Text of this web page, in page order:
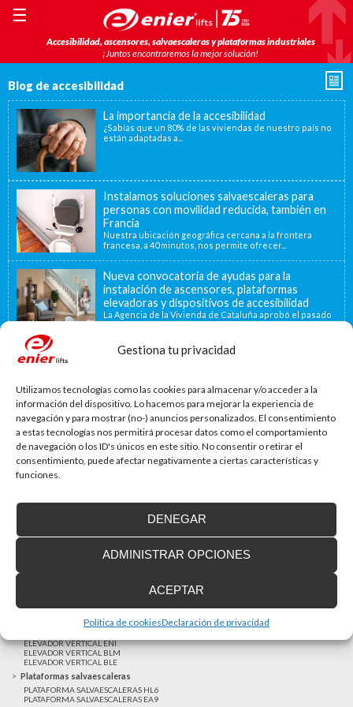
Gestiona tu privacidad
Utilizamos tecnologías como las cookies para almacenar y/o acceder a la
información del dispositivo. Lo hacemos para mejorar la experiencia de
navegación y para mostrar (no-) anuncios personalizados. El consentimiento
a estas tecnologías nos permitirá procesar datos como el comportamiento
de navegación o los ID's únicos en este sitio. No consentir o retirar el
consentimiento, puede afectar negativamente a ciertas características y
funciones.
ACEPTAR
DENEGAR
ADMINISTRAR OPCIONES
Política de cookiesDeclaración de privacidad
Accesibilidad, ascensores, salvaescaleras y plataformas industriales
¡Juntos encontraremos la mejor solución!
☰
Blog de accesibilidad
La importancia de la accesibilidad
¿Sabías que un 80% de las viviendas de nuestro país no
están adaptadas a...
Instalamos soluciones salvaescaleras para
personas con movilidad reducida, también en
Francia
Nuestra ubicación geográfica cercana a la frontera
francesa, a 40 minutos, nos permite ofrecer...
Nueva convocatoria de ayudas para la
instalación de ascensores, plataformas
elevadoras y dispositivos de accesibilidad
La Agencia de la Vivienda de Cataluña aprobó el pasado
15 de noviembre de...
La accesibilidad universal es una prioridad
MAS NOTICIAS
Elevadores verticales
ELEVADOR VERTICAL ENI
ELEVADOR VERTICAL BLM
ELEVADOR VERTICAL BLE
Plataformas salvaescaleras
PLATAFORMA SALVAESCALERAS HL6
PLATAFORMA SALVAESCALERAS EA9